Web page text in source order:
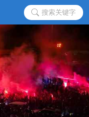
搜索关键字